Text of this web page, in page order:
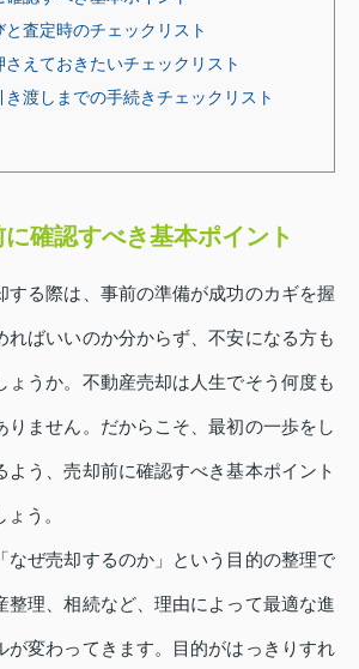
と査定時のチェックリスト
さえておきたいチェックリスト
き渡しまでの手続きチェックリスト
確認すべき基本ポイント
する際は、事前の準備が成功のカギを握
ればいいのか分からず、不安になる方も
ょうか。不動産売却は人生でそう何度も
りません。だからこそ、最初の一歩をし
よう、売却前に確認すべき基本ポイント
う。
なぜ売却するのか」という目的の整理で
整理、相続など、理由によって最適な進
が変わってきます。目的がはっきりすれ